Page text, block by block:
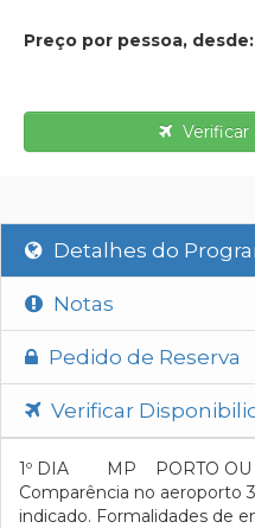
Preço por pessoa, desde:
Verificar
Detalhes do
Notas
Pedido de Reserva
Verificar
1º DIA MP PORTO OU
Comparência no aeroporto
indicado. Formalidades de